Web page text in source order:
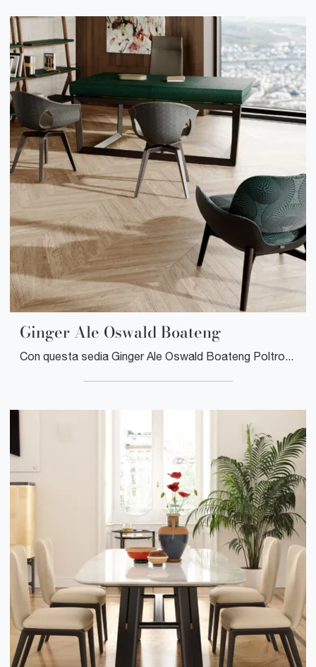
Ginger Ale Oswald Boateng
Con questa sedia Ginger Ale Oswald Boateng Poltrona Frau in pelle, una tra le nostre sedute fisse design, potrai impreziosire i tuoi interni.